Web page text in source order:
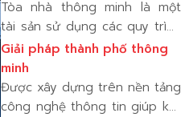
họ dễ dàng hơn. cho phép
người dùng truy cập tài
khoản của họ từ mọi nơi bằng
đi
Tòa nhà thông minh là một
tài sản sử dụng các quy trình
tự động để kiểm soát các
hoạt động như sưởi ấm,
thông gió, điều hòa không
khí, chiếu sáng, an ninh, an
Giải pháp thành phố thông
minh
Được xây dựng trên nền tảng
công nghệ thông tin giúp kết